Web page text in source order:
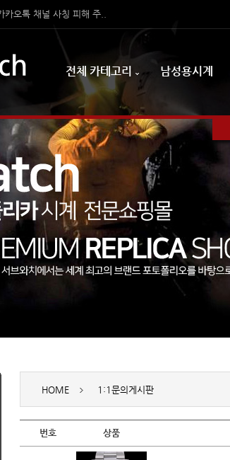
카오톡 채널 사칭 피해 주..
치 오픈 감사 이벤트
증정! 사은품 이벤트 !
벤트 – 명품시계 구..
휴 공지사항 ****
맞이 이벤트..
인이벤트 (10,000원 쿠폰 ..
트
기주의! 꼭 읽어주세요
전체 카테고리 남성용시계
HOME 1:1문의게시판
번호 상품